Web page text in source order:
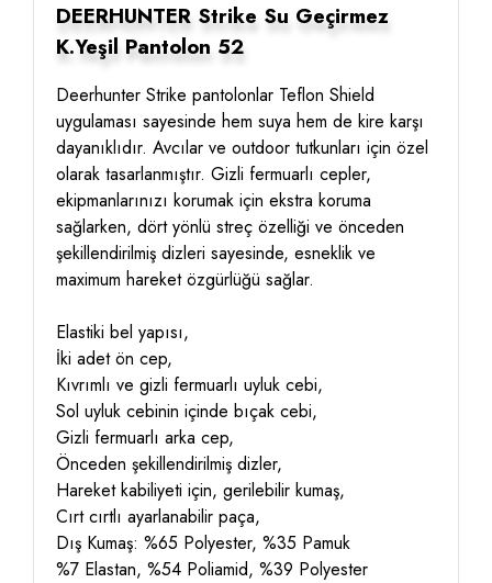
DEERHUNTER Strike Su Geçirmez
K.Yeşil Pantolon 52
Deerhunter Strike pantolonlar Teflon Shield
uygulaması sayesinde hem suya hem de kire karşı
dayanıklıdır. Avcılar ve outdoor tutkunları için özel
olarak tasarlanmıştır. Gizli fermuarlı cepler,
ekipmanlarınızı korumak için ekstra koruma
sağlarken, dört yönlü streç özelliği ve önceden
şekillendirilmiş dizleri sayesinde, esneklik ve
maximum hareket özgürlüğü sağlar.
Elastiki bel yapısı,
İki adet ön cep,
Kıvrımlı ve gizli fermuarlı uyluk cebi,
Sol uyluk cebinin içinde bıçak cebi,
Gizli fermuarlı arka cep,
Önceden şekillendirilmiş dizler,
Hareket kabiliyeti için, gerilebilir kumaş,
Cırt cırtlı ayarlanabilir paça,
Dış Kumaş: %65 Polyester, %35 Pamuk
%7 Elastan, %54 Poliamid, %39 Polyester